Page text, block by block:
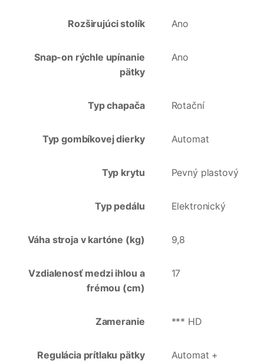
Rozširujúci stolík Ano
Snap-on rýchle upínanie
pätky
Ano
Typ chapača Rotační
Typ gombíkovej dierky Automat
Typ krytu Pevný plastový
Typ pedálu Elektronický
Váha stroja v kartóne (kg) 9,8
Vzdialenosť medzi ihlou a
frémou (cm)
17
Zameranie *** HD
Regulácia prítlaku pätky
Automat +